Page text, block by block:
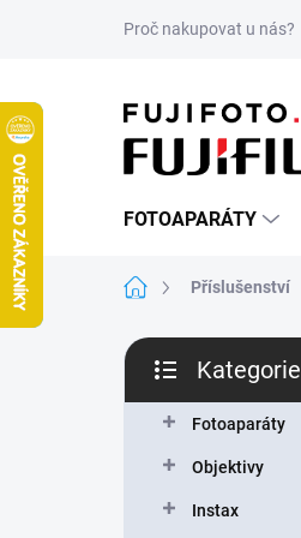
Proč nakupovat u nás?
FOTOAPARÁTY
Domů Příslušenství
P
s
kategorie
Kategorie
Fotoaparáty
Objektivy
Instax